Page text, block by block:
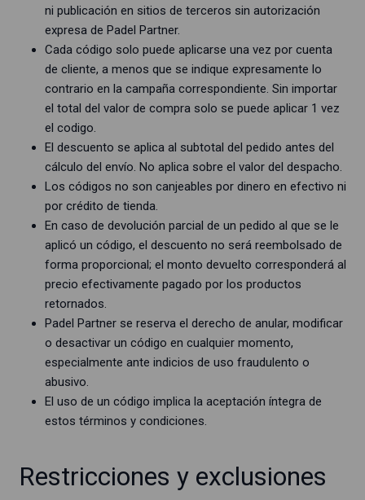
ni publicación en sitios de terceros sin autorización
expresa de Padel Partner.
Cada código solo puede aplicarse una vez por cuenta
de cliente, a menos que se indique expresamente lo
contrario en la campaña correspondiente. Sin importar
el total del valor de compra solo se puede aplicar 1 vez
el codigo.
El descuento se aplica al subtotal del pedido antes del
cálculo del envío. No aplica sobre el valor del despacho.
Los códigos no son canjeables por dinero en efectivo ni
por crédito de tienda.
En caso de devolución parcial de un pedido al que se le
aplicó un código, el descuento no será reembolsado de
forma proporcional; el monto devuelto corresponderá al
precio efectivamente pagado por los productos
retornados.
Padel Partner se reserva el derecho de anular, modificar
o desactivar un código en cualquier momento,
especialmente ante indicios de uso fraudulento o
abusivo.
El uso de un código implica la aceptación íntegra de
estos términos y condiciones.
Restricciones y exclusiones